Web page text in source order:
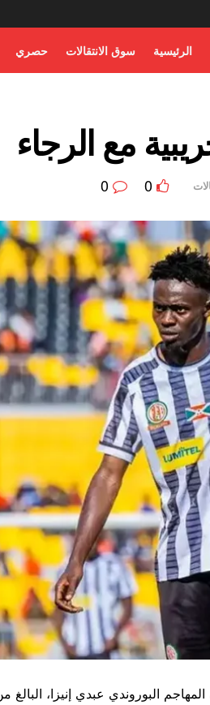
الرئيسية سوق الانتقالات حصري
مع الرجاء
0